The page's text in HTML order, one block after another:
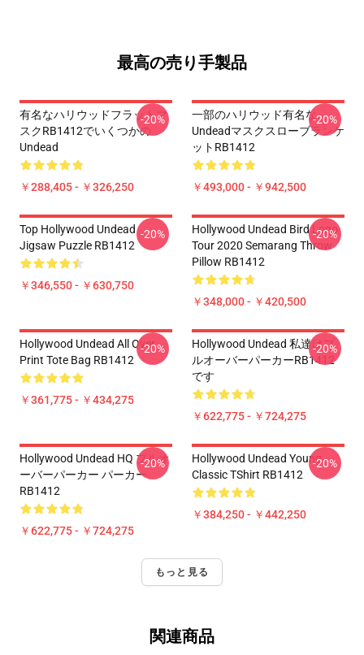
最高の売り手製品
有名なハリウッドフラットマ
スクRB1412でいくつかの
Undead
￥288,405 - ￥326,250
-20%
一部のハリウッド有名な
Undeadマスクスローブランケ
ットRB1412
￥493,000 - ￥942,500
-20%
Top Hollywood Undead
Jigsaw Puzzle RB1412
￥346,550 - ￥630,750
-20%
Hollywood Undead Bird Logo
Tour 2020 Semarang Throw
Pillow RB1412
￥348,000 - ￥420,500
-20%
Hollywood Undead All Over
Print Tote Bag RB1412
￥361,775 - ￥434,275
-20%
Hollywood Undead 私達はプ
ルオーバーパーカーRB1412
です
￥622,775 - ￥724,275
-20%
Hollywood Undead HQ プルオ
ーバーパーカー パーカー
RB1412
￥622,775 - ￥724,275
-20%
Hollywood Undead Young
Classic TShirt RB1412
￥384,250 - ￥442,250
-20%
もっと見る
関連商品